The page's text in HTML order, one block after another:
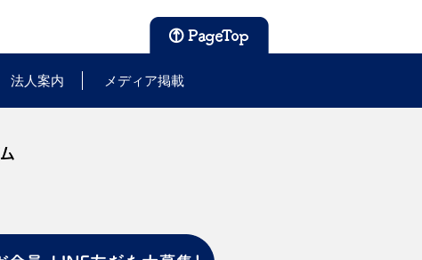
法人案内 メディア掲載